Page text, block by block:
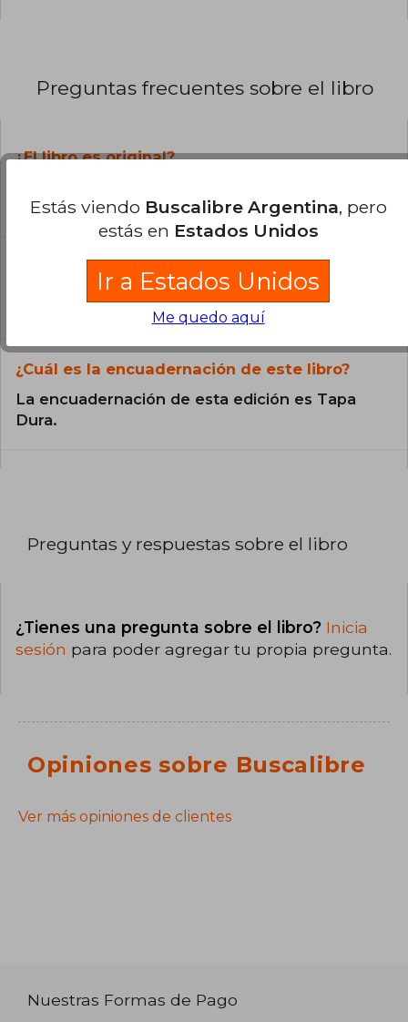
Preguntas frecuentes sobre el libro
¿El libro es original?
catálogo son Originales.
¿En qué Idioma está escrito el
El libro está escrito en Inglés.
¿Cuál es la encuadernación de este libro?
La encuadernación de esta edición es Tapa
Dura.
Preguntas y respuestas sobre el libro
¿Tienes una pregunta sobre el libro? Inicia
sesión para poder agregar tu propia pregunta.
Opiniones sobre Buscalibre
Ver más opiniones de clientes
Nuestras Formas de Pago
Estás viendo Buscalibre Argentina, pero
estás en Estados Unidos
Ir a Estados Unidos
Me quedo aquí